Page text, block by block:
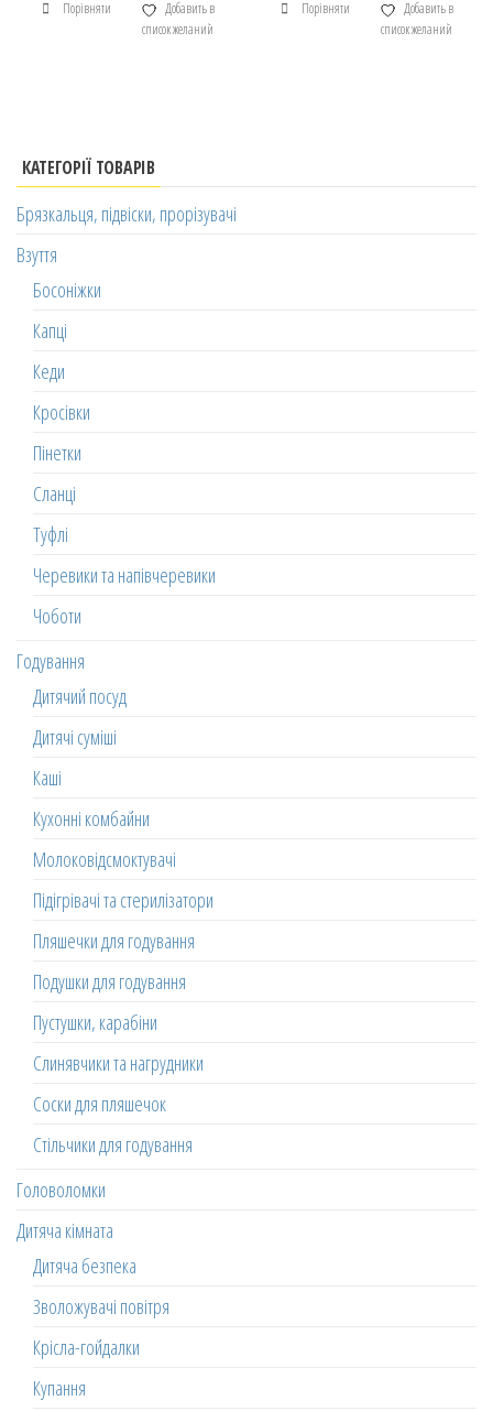
Порівняти
Добавить в
список желаний
Порівняти
Добавить в
список желаний
КАТЕГОРІЇ ТОВАРІВ
Брязкальця, підвіски, прорізувачі
Взуття
Босоніжки
Капці
Кеди
Кросівки
Пінетки
Сланці
Туфлі
Черевики та напівчеревики
Чоботи
Годування
Дитячий посуд
Дитячі суміші
Каші
Кухонні комбайни
Молоковідсмоктувачі
Підігрівачі та стерилізатори
Пляшечки для годування
Подушки для годування
Пустушки, карабіни
Слинявчики та нагрудники
Соски для пляшечок
Стільчики для годування
Головоломки
Дитяча кімната
Дитяча безпека
Зволожувачі повітря
Крісла-гойдалки
Купання